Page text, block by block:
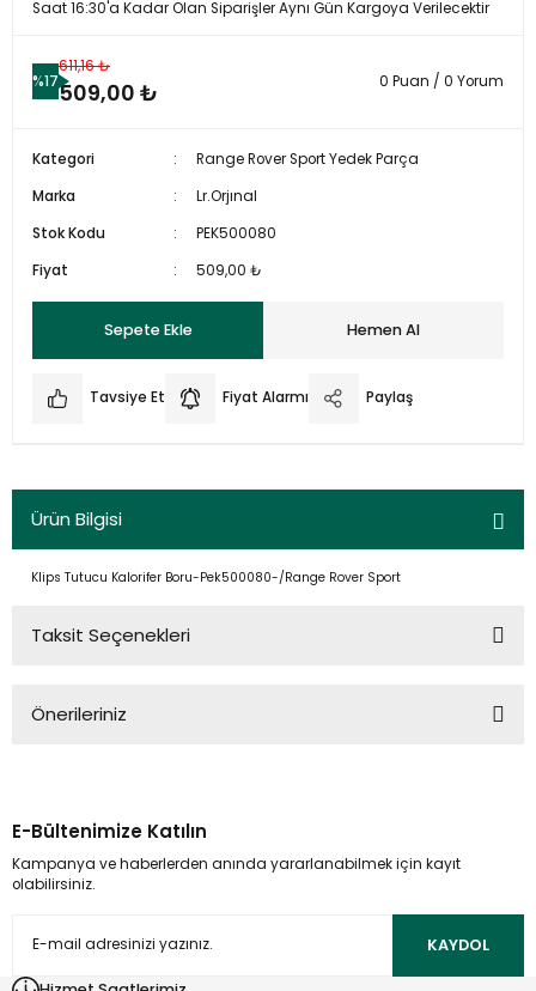
Saat 16:30'a Kadar Olan Siparişler Aynı Gün Kargoya Verilecektir
%17
611,16 ₺
509,00 ₺ 0 Puan / 0 Yorum
Kategori
Range Rover Sport Yedek Parça
Marka
Lr.Orjınal
Stok Kodu
PEK500080
Fiyat
509,00 ₺
Sepete Ekle Hemen Al
Tavsiye Et Fiyat Alarmı Paylaş
Ürün Bilgisi
Klips Tutucu Kalorifer Boru-Pek500080-/Range Rover Sport
Taksit Seçenekleri
Önerileriniz
kullanarak tarafımıza iletebilirsiniz.
Görüş ve önerileriniz için teşekkür ederiz.
Ürün açıklamasında eksik bilgiler bulunuyor.
E-Bültenimize Katılın
Kampanya ve haberlerden anında yararlanabilmek için kayıt
olabilirsiniz.
KAYDOL